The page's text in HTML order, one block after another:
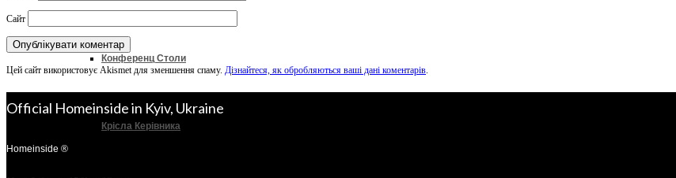
Конференц Столи
Крісла Керівника
Сайт
Цей сайт використовує Akismet для зменшення спаму. Дізнайтеся, як обробляються ваші дані коментарів.
Official Homeinside in Kyiv, Ukraine
Homeinside ®